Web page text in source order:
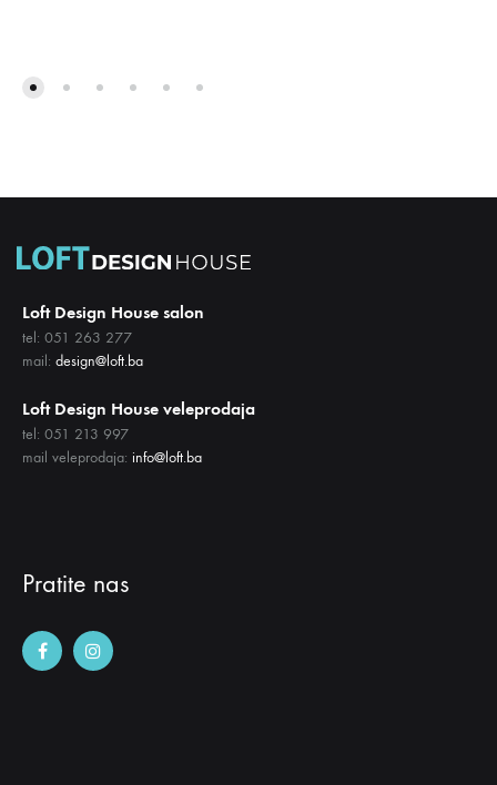
Loft Design House salon
tel: 051 263 277
mail: design@loft.ba
Loft Design House veleprodaja
tel: 051 213 997
mail veleprodaja: info@loft.ba
Pratite nas